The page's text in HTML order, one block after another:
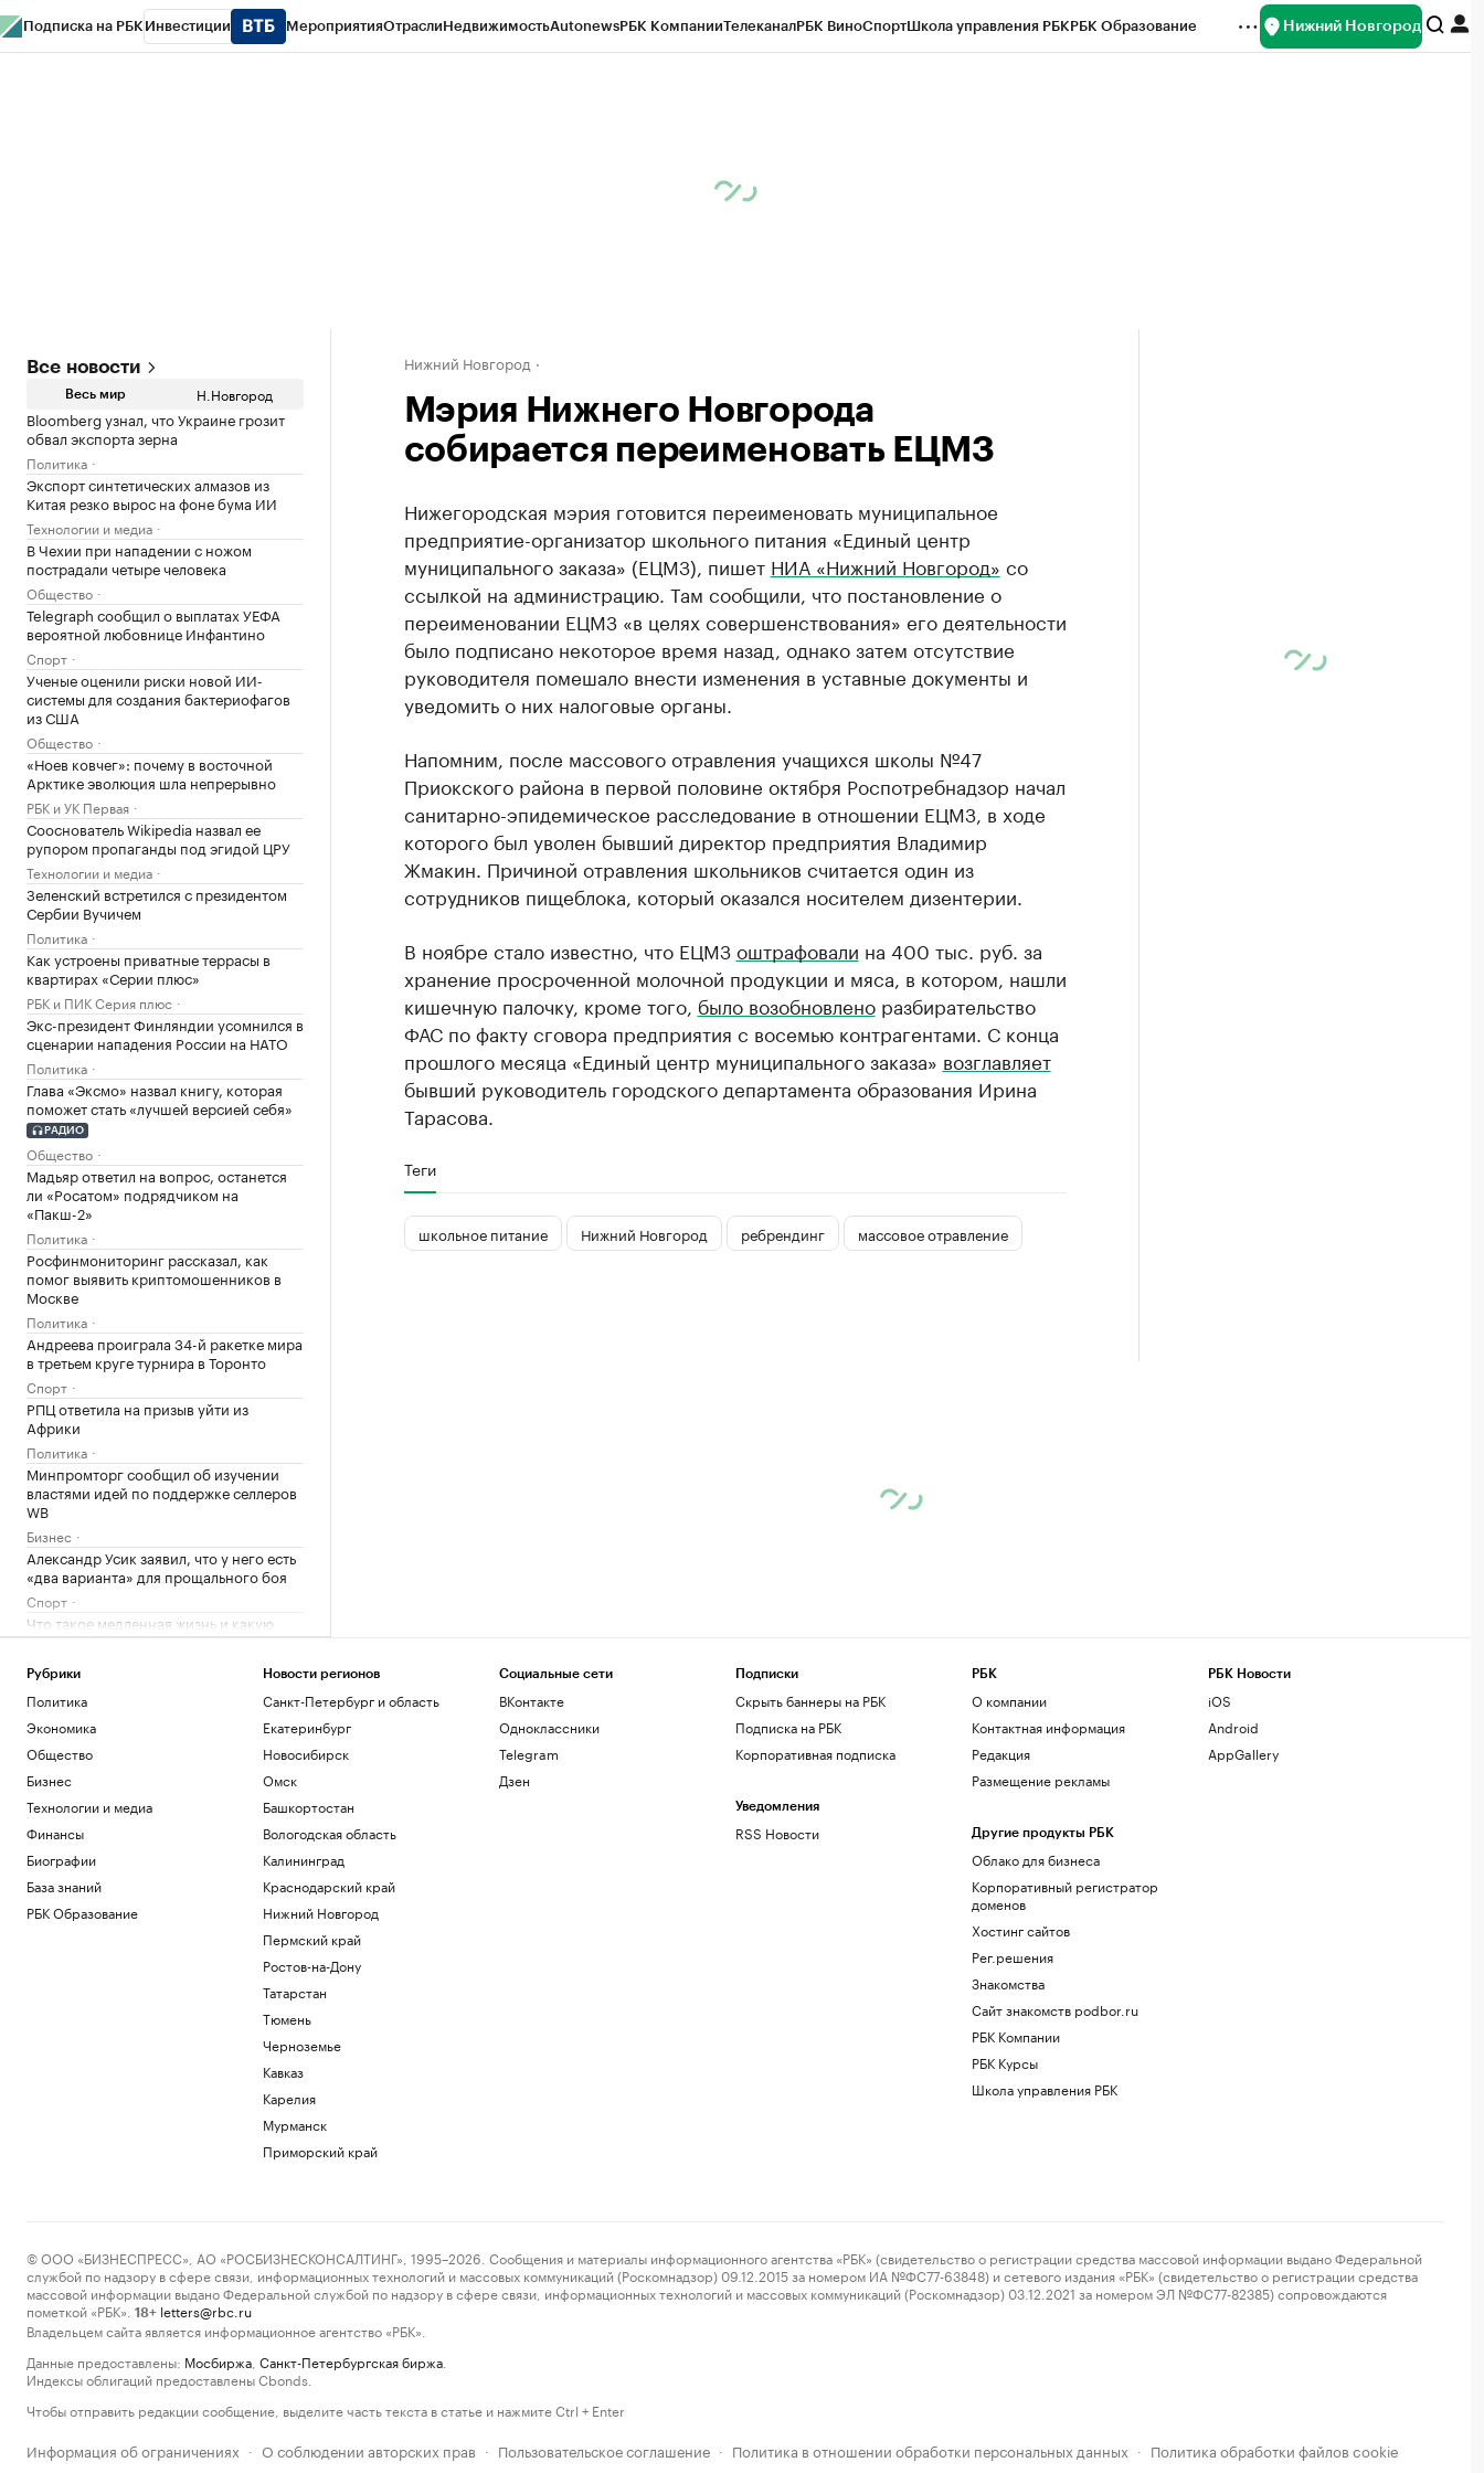
Подписка на РБК Инвестиции МероприятияОтраслиНедвижимостьAutonewsРБК КомпанииТелеканалРБК ВиноСпортШкола управления РБКРБК Образование Нижний Новгород
Все новости
Весь мир Н.Новгород
Bloomberg узнал, что Украине грозит
обвал экспорта зерна
Политика
Экспорт синтетических алмазов из
Китая резко вырос на фоне бума ИИ
Технологии и медиа
В Чехии при нападении с ножом
пострадали четыре человека
Общество
Telegraph сообщил о выплатах УЕФА
вероятной любовнице Инфантино
Спорт
Ученые оценили риски новой ИИ-
системы для создания бактериофагов
из США
Общество
«Ноев ковчег»: почему в восточной
Арктике эволюция шла непрерывно
РБК и УК Первая
Сооснователь Wikipedia назвал ее
рупором пропаганды под эгидой ЦРУ
Технологии и медиа
Зеленский встретился с президентом
Сербии Вучичем
Политика
Как устроены приватные террасы в
квартирах «Серии плюс»
РБК и ПИК Серия плюс
Экс-президент Финляндии усомнился в
сценарии нападения России на НАТО
Политика
Глава «Эксмо» назвал книгу, которая
поможет стать «лучшей версией себя»
РАДИО
Общество
Мадьяр ответил на вопрос, останется
ли «Росатом» подрядчиком на
«Пакш-2»
Политика
Росфинмониторинг рассказал, как
помог выявить криптомошенников в
Москве
Политика
Андреева проиграла 34-й ракетке мира
в третьем круге турнира в Торонто
Спорт
РПЦ ответила на призыв уйти из
Африки
Политика
Минпромторг сообщил об изучении
властями идей по поддержке селлеров
WB
Бизнес
Александр Усик заявил, что у него есть
«два варианта» для прощального боя
Спорт
Что такое медленная жизнь и какую
роль в этом играет дерево
РБК и Старквуд
Метеоролог рассказала о погоде в
Москве на выходных
Общество
Глава ВЦИОМ объяснил, почему
Нижний Новгород
Мэрия Нижнего Новгорода
собирается переименовать ЕЦМЗ
Нижегородская мэрия готовится переименовать муниципальное
предприятие-организатор школьного питания «Единый центр
муниципального заказа» (ЕЦМЗ), пишет НИА «Нижний Новгород» со
ссылкой на администрацию. Там сообщили, что постановление о
переименовании ЕЦМЗ «в целях совершенствования» его деятельности
было подписано некоторое время назад, однако затем отсутствие
руководителя помешало внести изменения в уставные документы и
уведомить о них налоговые органы.
Напомним, после массового отравления учащихся школы №47
Приокского района в первой половине октября Роспотребнадзор начал
санитарно-эпидемическое расследование в отношении ЕЦМЗ, в ходе
которого был уволен бывший директор предприятия Владимир
Жмакин. Причиной отравления школьников считается один из
сотрудников пищеблока, который оказался носителем дизентерии.
В ноябре стало известно, что ЕЦМЗоштрафовали на 400 тыс. руб. за
хранение просроченной молочной продукции и мяса, в котором, нашли
кишечную палочку, кроме того, было возобновленоразбирательство
ФАС по факту сговора предприятия с восемью контрагентами. С конца
прошлого месяца «Единый центр муниципального заказа» возглавляет
бывший руководитель городского департамента образования Ирина
Тарасова.
Теги
школьное питание Нижний Новгород ребрендинг массовое отравление
Рубрики
Политика
Экономика
Общество
Бизнес
Технологии и медиа
Финансы
Биографии
База знаний
РБК Образование
Новости регионов
Санкт-Петербург и область
Екатеринбург
Новосибирск
Омск
Башкортостан
Вологодская область
Калининград
Краснодарский край
Нижний Новгород
Пермский край
Ростов-на-Дону
Татарстан
Тюмень
Черноземье
Кавказ
Карелия
Мурманск
Приморский край
Социальные сети
ВКонтакте
Одноклассники
Telegram
Дзен
Подписки
Скрыть баннеры на РБК
Подписка на РБК
Корпоративная подписка
Уведомления
RSS Новости
РБК
О компании
Контактная информация
Редакция
Размещение рекламы
Другие продукты РБК
Облако для бизнеса
Корпоративный регистратор
доменов
Хостинг сайтов
Рег.решения
Знакомства
Сайт знакомств podbor.ru
РБК Компании
РБК Курсы
Школа управления РБК
РБК Новости
iOS
Android
AppGallery
© ООО «БИЗНЕСПРЕСС», АО «РОСБИЗНЕСКОНСАЛТИНГ», 1995–2026. Сообщения и материалы информационного агентства «РБК» (свидетельство о регистрации средства массовой информации выдано Федеральной
службой по надзору в сфере связи, информационных технологий и массовых коммуникаций (Роскомнадзор) 09.12.2015 за номером ИА №ФС77-63848) и сетевого издания «РБК» (свидетельство о регистрации средства
массовой информации выдано Федеральной службой по надзору в сфере связи, информационных технологий и массовых коммуникаций (Роскомнадзор) 03.12.2021 за номером ЭЛ №ФС77-82385) сопровождаются
пометкой «РБК».
18+ letters@rbc.ru
Владельцем сайта является информационное агентство «РБК».
Данные предоставлены: Мосбиржа Санкт-Петербургская биржа
Индексы облигаций предоставлены Cbonds.
Чтобы отправить редакции сообщение, выделите часть текста в статье и нажмите Ctrl + Enter
Информация об ограничениях · О соблюдении авторских прав · Пользовательское соглашение · Политика в отношении обработки персональных данных · Политика обработки файлов cookie